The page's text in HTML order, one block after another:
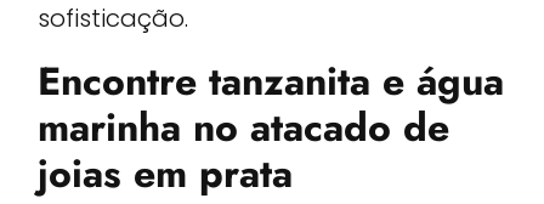
sofisticação.
Encontre tanzanita e água
marinha no atacado de
joias em prata